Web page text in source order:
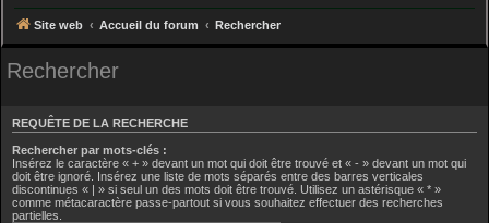
Site web Accueil du forum Rechercher
Rechercher
REQUÊTE DE LA RECHERCHE
Rechercher par mots-clés :
Insérez le caractère « + » devant un mot qui doit être trouvé et « - » devant un mot qui
doit être ignoré. Insérez une liste de mots séparés entre des barres verticales
discontinues « | » si seul un des mots doit être trouvé. Utilisez un astérisque « * »
comme métacaractère passe-partout si vous souhaitez effectuer des recherches
partielles.